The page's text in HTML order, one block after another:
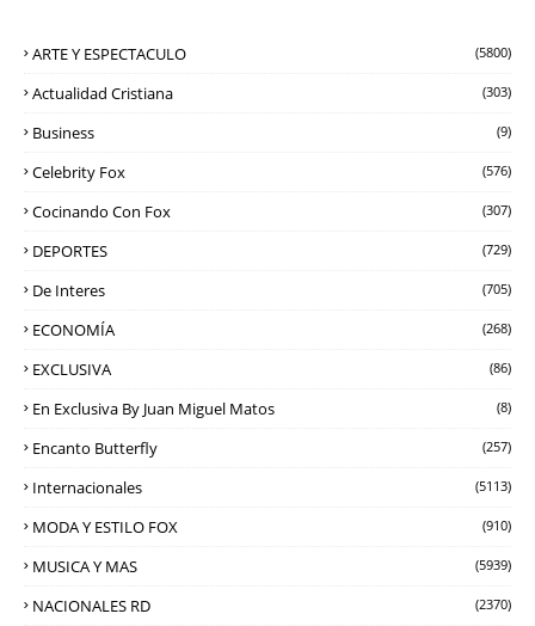
ARTE Y ESPECTACULO (5800)
Actualidad Cristiana (303)
Business (9)
Celebrity Fox (576)
Cocinando Con Fox (307)
DEPORTES (729)
De Interes (705)
ECONOMÍA (268)
EXCLUSIVA (86)
En Exclusiva By Juan Miguel Matos (8)
Encanto Butterfly (257)
Internacionales (5113)
MODA Y ESTILO FOX (910)
MUSICA Y MAS (5939)
NACIONALES RD (2370)